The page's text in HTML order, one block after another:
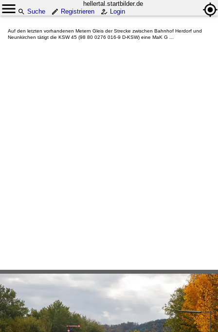
hellertal.startbilder.de
Suche
Registrieren Login
Auf den letzten vorhandenen Metern Gleis der Strecke zwischen Bahnhof Herdorf und
Neunkirchen tätigt die KSW 45 (98 80 0276 016-9 D-KSW) eine MaK G ...